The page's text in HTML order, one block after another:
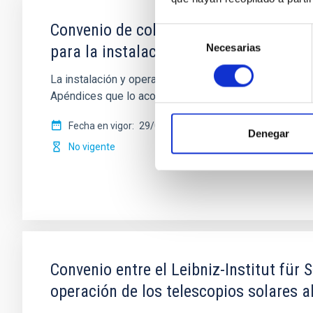
de
consentimiento
Necesarias
Denegar
Convenio de colaboración entre el
para la instalación y operación de la
La instalación y operación de la red ASTRI de
Apéndices que lo acompañan. La red
Fecha en vigor 29/01/2021
No vigente
Convenio entre el Leibniz-Institut für
operación de los telescopios solares